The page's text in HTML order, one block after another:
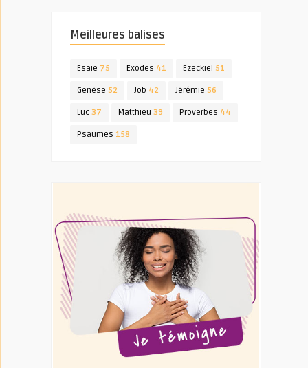
Meilleures balises
Esaïe 75 Exodes 41 Ezeckiel 51
Genèse 52 Job 42 Jérémie 56
Luc 37 Matthieu 39 Proverbes 44
Psaumes 158